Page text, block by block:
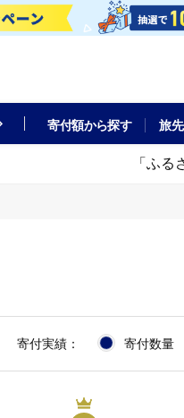
寄付額から探す 旅
「ふ
寄付実績： 寄付数量